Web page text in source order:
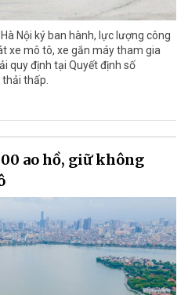
Nội ký ban hành, lực lượng công
xe mô tô, xe gắn máy tham gia
quy định tại Quyết định số
thấp.
ao hồ, giữ không